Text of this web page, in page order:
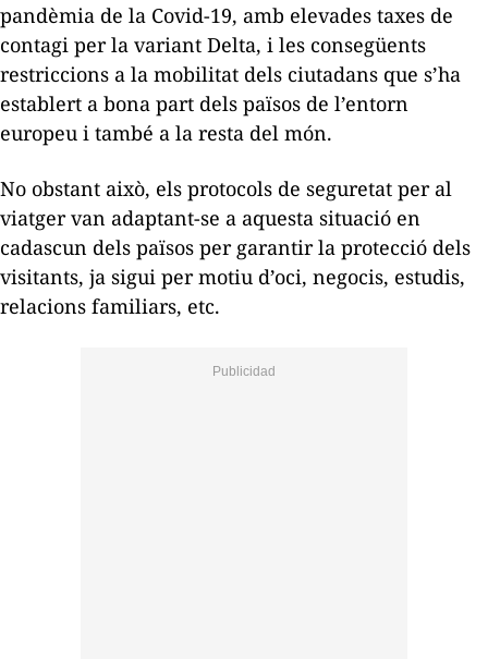
pandèmia de la Covid-19, amb elevades taxes de
contagi per la variant Delta, i les consegüents
restriccions a la mobilitat dels ciutadans que s’ha
establert a bona part dels països de l’entorn
europeu i també a la resta del món.
No obstant això, els protocols de seguretat per al
viatger van adaptant-se a aquesta situació en
cadascun dels països per garantir la protecció dels
visitants, ja sigui per motiu d’oci, negocis, estudis,
relacions familiars, etc.